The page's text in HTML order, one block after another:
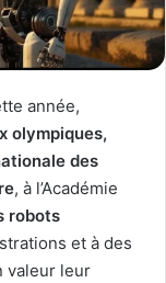
année,
olympiques,
des
, à l’Académie
robots
et à des
valeur leur